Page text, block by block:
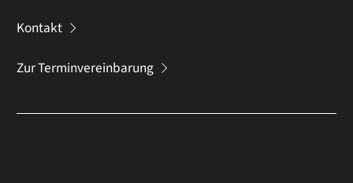
Kontakt
Zur Terminvereinbarung